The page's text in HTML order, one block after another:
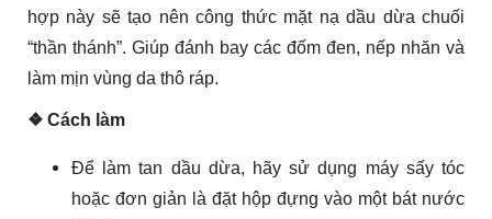
hợp này sẽ tạo nên công thức mặt nạ dầu dừa chuối
“thần thánh”. Giúp đánh bay các đốm đen, nếp nhăn và
làm mịn vùng da thô ráp.
❖ Cách làm
Để làm tan dầu dừa, hãy sử dụng máy sấy tóc
hoặc đơn giản là đặt hộp đựng vào một bát nước